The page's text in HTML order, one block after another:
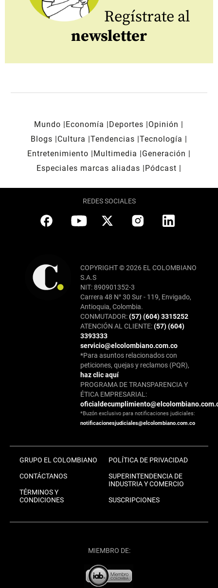
Regístrate al
newsletter
Mundo Economía Deportes
Opinión
Blogs
Cultura Tendencias Tecnología
Entretenimiento
Multimedia
Generación
Especiales marcas aliadas
Pódcast
REDES SOCIALES
COPYRIGHT © 2026 EL COLOMBIANO
S.A.S
NIT: 890901352-3
Carrera 48 N° 30 Sur - 119, Envigado,
Antioquia, Colombia.
CONMUTADOR:(57) (604) 3315252
ATENCIÓN AL CLIENTE:(57) (604)
3393333
servicio@elcolombiano.com.co
*Para asuntos relacionados con
peticiones, quejas y reclamos (PQR),
haz clic aquí
PROGRAMA DE TRANSPARENCIA Y
ÉTICA EMPRESARIAL:
*Buzón exclusivo para notificaciones judiciales:
notificacionesjudiciales@elcolombiano.com.co
GRUPO EL COLOMBIANO
CONTÁCTANOS
TÉRMINOS Y
CONDICIONES
POLÍTICA DE PRIVACIDAD
SUPERINTENDENCIA DE
INDUSTRIA Y COMERCIO
SUSCRIPCIONES
MIEMBRO DE: